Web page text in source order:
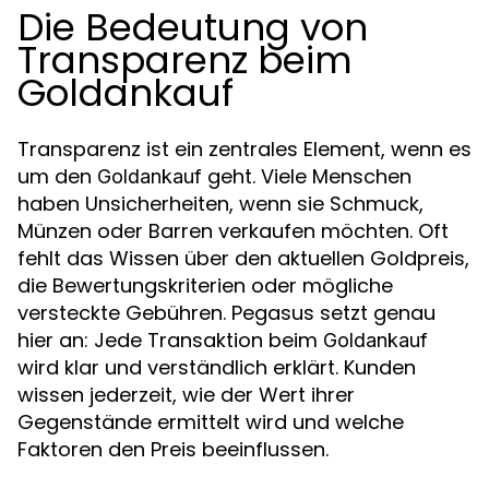
Die Bedeutung von
Transparenz beim
Goldankauf
Transparenz ist ein zentrales Element, wenn es
um den Goldankauf geht. Viele Menschen
haben Unsicherheiten, wenn sie Schmuck,
Münzen oder Barren verkaufen möchten. Oft
fehlt das Wissen über den aktuellen Goldpreis,
die Bewertungskriterien oder mögliche
versteckte Gebühren. Pegasus setzt genau
hier an: Jede Transaktion beim Goldankauf
wird klar und verständlich erklärt. Kunden
wissen jederzeit, wie der Wert ihrer
Gegenstände ermittelt wird und welche
Faktoren den Preis beeinflussen.